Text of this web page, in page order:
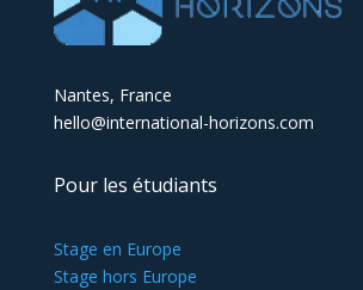
Nantes, France
hello@international-horizons.com
Pour les étudiants
Stage en Europe
Stage hors Europe